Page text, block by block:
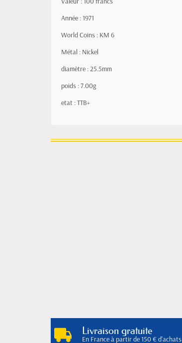
Année : 1971
World Coins : KM 6
Métal : Nickel
diamètre : 25.5mm
poids : 7.00g
etat : TTB+
Livraison gratuite
En France à partir de 150 € d'achats